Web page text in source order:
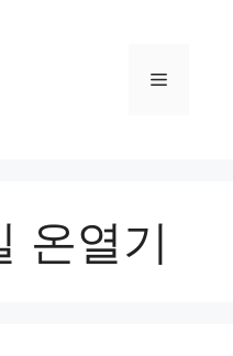
메
온열기